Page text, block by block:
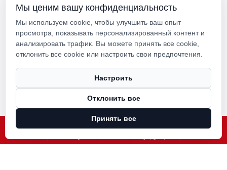
С общим объемом инвестиций в 200 миллионов
юаней компания Kaixin Ultra-Pure Pipe Technology
(Ningbo) Co., Ltd. создала лабораторию новых
материалов в сотрудничестве с университетами и
научно-исследовательскими институтами,
построила современную производственную базу и
установила 8 полностью автоматизированных
линий по производству модифицированных
пластиков и 8 линий по производству полимерных
+86-18067123177
Авторское право © Kaixin Pipeline Technologies Co., Ltd. Все права
защищены.
Smart Cloud
Мы ценим вашу конфиденциальность
Мы используем cookie, чтобы улучшить ваш опыт
просмотра, показывать персонализированный контент и
анализировать трафик. Вы можете принять все cookie,
отклонить все cookie или настроить свои предпочтения.
Настроить
Отклонить все
Принять все